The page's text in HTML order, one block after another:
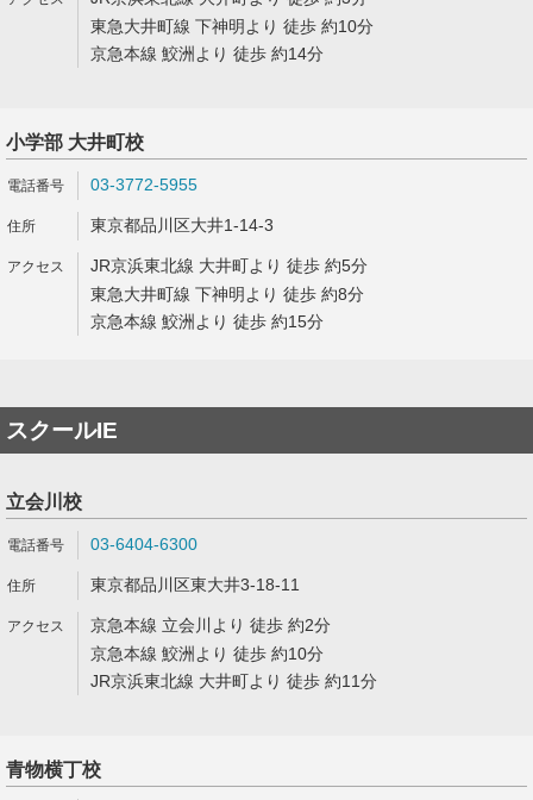
東急大井町線 下神明より 徒歩 約10分
京急本線 鮫洲より 徒歩 約14分
小学部 大井町校
03-3772-5955
東京都品川区大井1-14-3
JR京浜東北線 大井町より 徒歩 約5分
東急大井町線 下神明より 徒歩 約8分
京急本線 鮫洲より 徒歩 約15分
スクールIE
立会川校
03-6404-6300
東京都品川区東大井3-18-11
京急本線 立会川より 徒歩 約2分
京急本線 鮫洲より 徒歩 約10分
JR京浜東北線 大井町より 徒歩 約11分
青物横丁校